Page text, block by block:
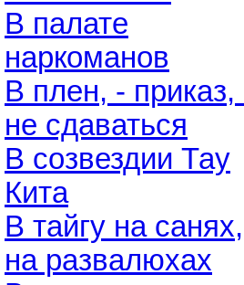
В палате
наркоманов
В плен, - приказ,
не сдаваться
В созвездии Тау
Кита
В тайгу на санях,
на развалюхах